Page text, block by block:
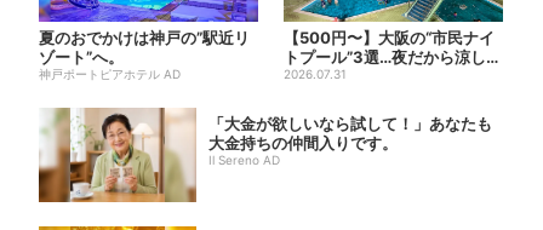
夏のおでかけは神戸の”駅近リ
ゾート”へ。
神戸ポートピアホテル AD
【500円〜】大阪の“市民ナイ
トプール”3選…夜だから涼しい
＆コスパ最強
2026.07.31
「大金が欲しいなら試して！」あなたも
大金持ちの仲間入りです。
Il Sereno AD